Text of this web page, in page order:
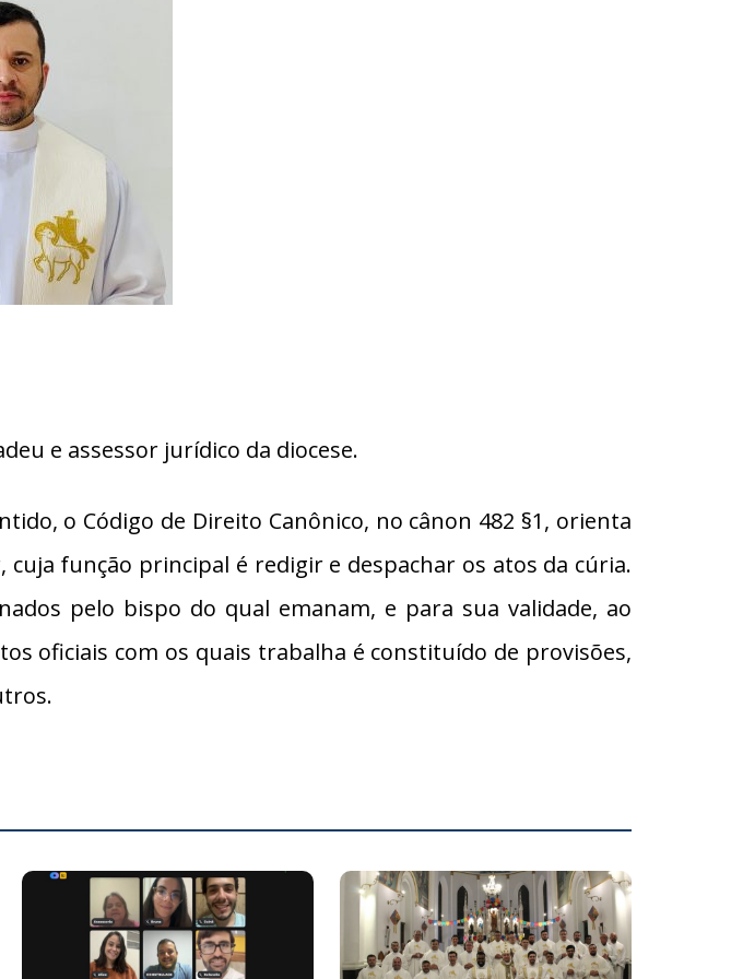
e assessor jurídico da diocese.
o Código de Direito Canônico, no cânon 482 §1, orienta
função principal é redigir e despachar os atos da cúria.
pelo bispo do qual emanam, e para sua validade, ao
oficiais com os quais trabalha é constituído de provisões,